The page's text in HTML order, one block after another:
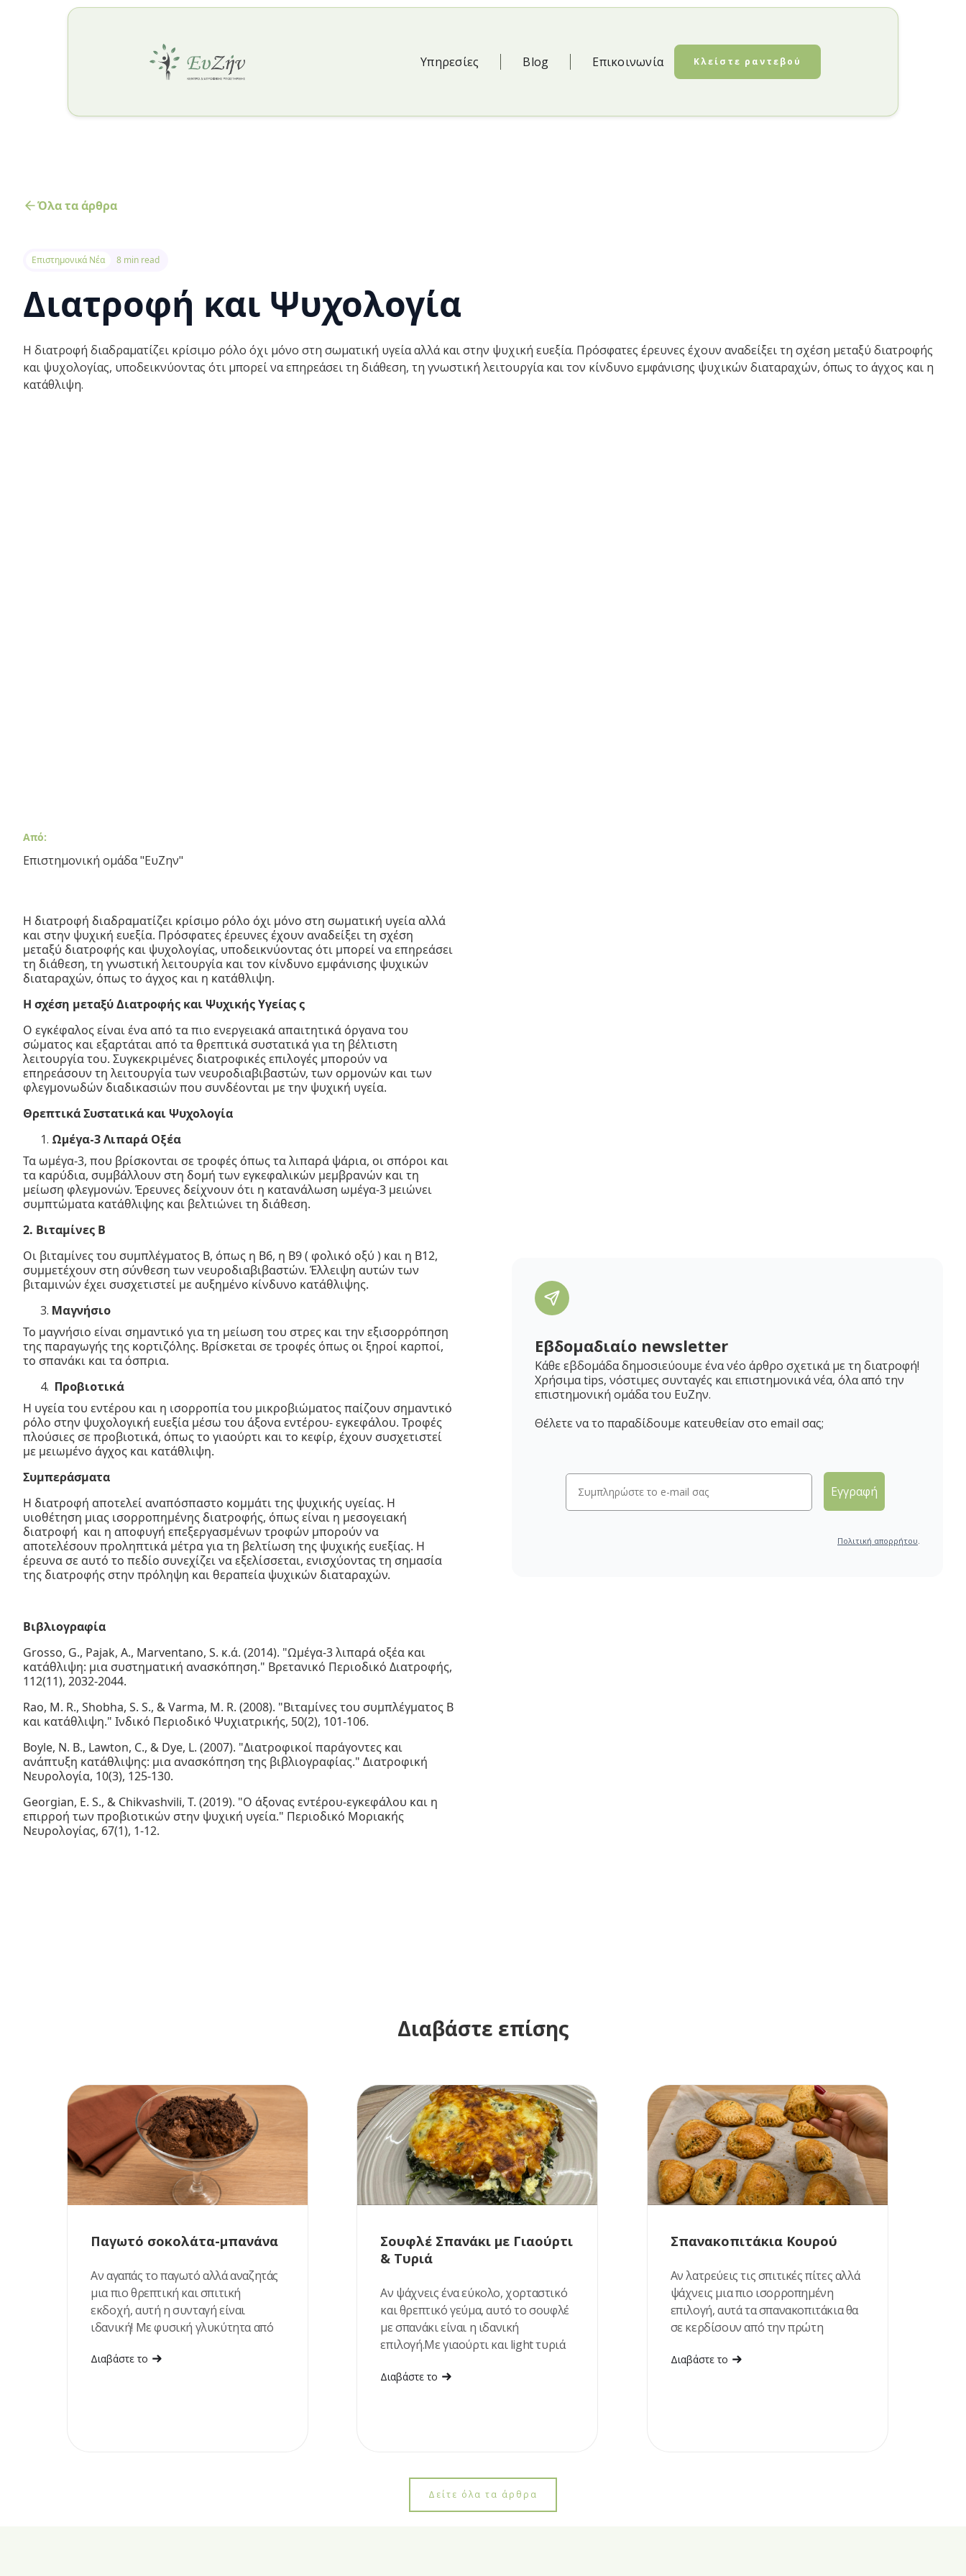
Υπηρεσίες Blog Επικοινωνία Κλείστε ραντεβού
Όλα τα άρθρα
Επιστημονικά Νέα 8 min read
Διατροφή και Ψυχολογία
Η διατροφή διαδραματίζει κρίσιμο ρόλο όχι μόνο στη σωματική υγεία αλλά και στην ψυχική ευεξία. Πρόσφατες έρευνες έχουν αναδείξει τη σχέση μεταξύ διατροφής
και ψυχολογίας, υποδεικνύοντας ότι μπορεί να επηρεάσει τη διάθεση, τη γνωστική λειτουργία και τον κίνδυνο εμφάνισης ψυχικών διαταραχών, όπως το άγχος και η
κατάθλιψη.
Από:
Επιστημονική ομάδα "ΕυΖην"
Η διατροφή διαδραματίζει κρίσιμο ρόλο όχι μόνο στη σωματική υγεία αλλά
και στην ψυχική ευεξία. Πρόσφατες έρευνες έχουν αναδείξει τη σχέση
μεταξύ διατροφής και ψυχολογίας, υποδεικνύοντας ότι μπορεί να επηρεάσει
τη διάθεση, τη γνωστική λειτουργία και τον κίνδυνο εμφάνισης ψυχικών
διαταραχών, όπως το άγχος και η κατάθλιψη.
Η σχέση μεταξύ Διατροφής και Ψυχικής Υγείας ς
Ο εγκέφαλος είναι ένα από τα πιο ενεργειακά απαιτητικά όργανα του
σώματος και εξαρτάται από τα θρεπτικά συστατικά για τη βέλτιστη
λειτουργία του. Συγκεκριμένες διατροφικές επιλογές μπορούν να
επηρεάσουν τη λειτουργία των νευροδιαβιβαστών, των ορμονών και των
φλεγμονωδών διαδικασιών που συνδέονται με την ψυχική υγεία.
Θρεπτικά Συστατικά και Ψυχολογία
Ωμέγα-3 Λιπαρά Οξέα
Τα ωμέγα-3, που βρίσκονται σε τροφές όπως τα λιπαρά ψάρια, οι σπόροι και
τα καρύδια, συμβάλλουν στη δομή των εγκεφαλικών μεμβρανών και τη
μείωση φλεγμονών. Έρευνες δείχνουν ότι η κατανάλωση ωμέγα-3 μειώνει
συμπτώματα κατάθλιψης και βελτιώνει τη διάθεση.
2. Βιταμίνες Β
Οι βιταμίνες του συμπλέγματος Β, όπως η Β6, η Β9 ( φολικό οξύ ) και η Β12,
συμμετέχουν στη σύνθεση των νευροδιαβιβαστών. Έλλειψη αυτών των
βιταμινών έχει συσχετιστεί με αυξημένο κίνδυνο κατάθλιψης.
Μαγνήσιο
Το μαγνήσιο είναι σημαντικό για τη μείωση του στρες και την εξισορρόπηση
της παραγωγής της κορτιζόλης. Βρίσκεται σε τροφές όπως οι ξηροί καρποί,
το σπανάκι και τα όσπρια.
Προβιοτικά
Η υγεία του εντέρου και η ισορροπία του μικροβιώματος παίζουν σημαντικό
ρόλο στην ψυχολογική ευεξία μέσω του άξονα εντέρου- εγκεφάλου. Τροφές
πλούσιες σε προβιοτικά, όπως το γιαούρτι και το κεφίρ, έχουν συσχετιστεί
με μειωμένο άγχος και κατάθλιψη.
Συμπεράσματα
Η διατροφή αποτελεί αναπόσπαστο κομμάτι της ψυχικής υγείας. Η
υιοθέτηση μιας ισορροπημένης διατροφής, όπως είναι η μεσογειακή
διατροφή και η αποφυγή επεξεργασμένων τροφών μπορούν να
αποτελέσουν προληπτικά μέτρα για τη βελτίωση της ψυχικής ευεξίας. Η
έρευνα σε αυτό το πεδίο συνεχίζει να εξελίσσεται, ενισχύοντας τη σημασία
της διατροφής στην πρόληψη και θεραπεία ψυχικών διαταραχών.
Βιβλιογραφία
Grosso, G., Pajak, A., Marventano, S. κ.ά. (2014). "Ωμέγα-3 λιπαρά οξέα και
κατάθλιψη: μια συστηματική ανασκόπηση." Βρετανικό Περιοδικό Διατροφής,
112(11), 2032-2044.
Rao, M. R., Shobha, S. S., & Varma, M. R. (2008). "Βιταμίνες του συμπλέγματος Β
και κατάθλιψη." Ινδικό Περιοδικό Ψυχιατρικής, 50(2), 101-106.
Boyle, N. B., Lawton, C., & Dye, L. (2007). "Διατροφικοί παράγοντες και
ανάπτυξη κατάθλιψης: μια ανασκόπηση της βιβλιογραφίας." Διατροφική
Νευρολογία, 10(3), 125-130.
Georgian, E. S., & Chikvashvili, T. (2019). "Ο άξονας εντέρου-εγκεφάλου και η
επιρροή των προβιοτικών στην ψυχική υγεία." Περιοδικό Μοριακής
Νευρολογίας, 67(1), 1-12.
Εβδομαδιαίο newsletter
Κάθε εβδομάδα δημοσιεύουμε ένα νέο άρθρο σχετικά με τη διατροφή!
Χρήσιμα tips, νόστιμες συνταγές και επιστημονικά νέα, όλα από την
επιστημονική ομάδα του ΕυΖην.
Θέλετε να το παραδίδουμε κατευθείαν στο email σας;
Εγγραφή
Πολιτική απορρήτου.
Διαβάστε επίσης
Παγωτό σοκολάτα-μπανάνα
Αν αγαπάς το παγωτό αλλά αναζητάς
μια πιο θρεπτική και σπιτική
εκδοχή, αυτή η συνταγή είναι
ιδανική! Με φυσική γλυκύτητα από
πλούσια γεύση σοκολάτας και
Διαβάστε το
Σουφλέ Σπανάκι με Γιαούρτι
& Τυριά
Αν ψάχνεις ένα εύκολο, χορταστικό
και θρεπτικό γεύμα, αυτό το σουφλέ
με σπανάκι είναι η ιδανική
επιλογή.Με γιαούρτι και light τυριά
ετοιμάζεται με λίγα υλικά. Ταιριάζει
Διαβάστε το
Σπανακοπιτάκια Κουρού
Αν λατρεύεις τις σπιτικές πίτες αλλά
ψάχνεις μια πιο ισορροπημένη
επιλογή, αυτά τα σπανακοπιτάκια θα
σε κερδίσουν από την πρώτη
Διαβάστε το
Δείτε όλα τα άρθρα